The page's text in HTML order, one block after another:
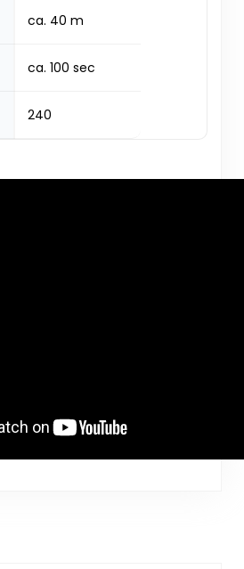
ca. 40 m
ca. 100 sec
240